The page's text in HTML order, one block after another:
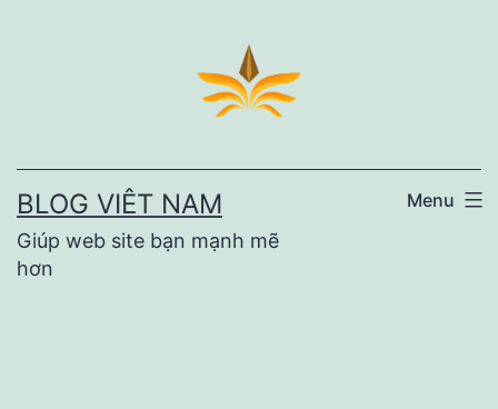
BLOG VIÊT NAM
Giúp web site bạn mạnh mẽ
hơn
Menu